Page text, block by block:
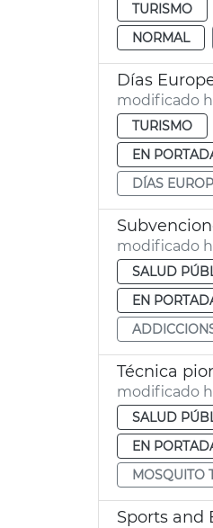
TURISMO
NORMAL
Días
modificado
TURISMO
EN
DÍAS
modificado
SALUD
EN
Técnica
modificado
SALUD
EN
MOSQUITO
Sports and